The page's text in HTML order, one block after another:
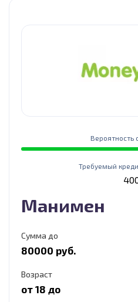
Вероятность
Требуемый
Манимен
Сумма до
80000 руб.
Возраст
от 18 до